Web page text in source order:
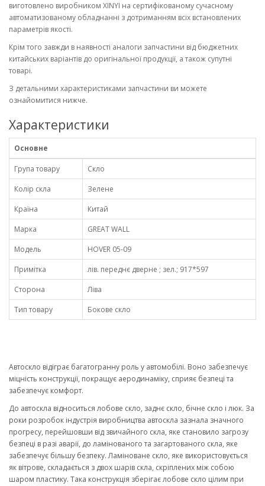
виготовлено виробником XINYI на сертифікованому сучасному
автоматизованому обладнанні з дотриманням всіх встановлених
параметрів якості.
Крім того завжди в наявності аналоги запчастини від бюджетних
китайських варіантів до оригінальної продукції, а також супутні
товарі.
З детальними характеристиками запчастини ви можете
ознайомитися нижче.
Характеристики
Основне
Група товару
Скло
Колір скла
Зелене
Країна
Китай
Марка
GREAT WALL
Модель
HOVER 05-09
Примітка
лів. переднє дверне ; зел.; 917*597
Сторона
Ліва
Тип товару
Бокове скло
Автоскло відіграє багатогранну роль у автомобілі. Воно забезпечує
міцність конструкції, покращує аеродинаміку, сприяє безпеці та
забезпечує комфорт.
До автоскла відноситься лобове скло, заднє скло, бічне скло і люк. За
роки розробок індустрія виробництва автоскла зазнала значного
прогресу, перейшовши від звичайного скла, яке становило загрозу
безпеці в разі аварії, до ламінованого та загартованого скла, яке
забезпечує більшу безпеку. Ламіноване скло, яке використовується
як вітрове, складається з двох шарів скла, скріплених між собою
шаром пластику. Така конструкція зберігає лобове скло цілим при